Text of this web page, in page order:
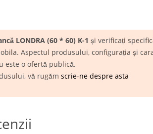
LONDRA (60 * 60) K-1 și verificați
Aspectul produsului, configurația și
este o ofertă publică.
vă rugăm scrie-ne despre asta